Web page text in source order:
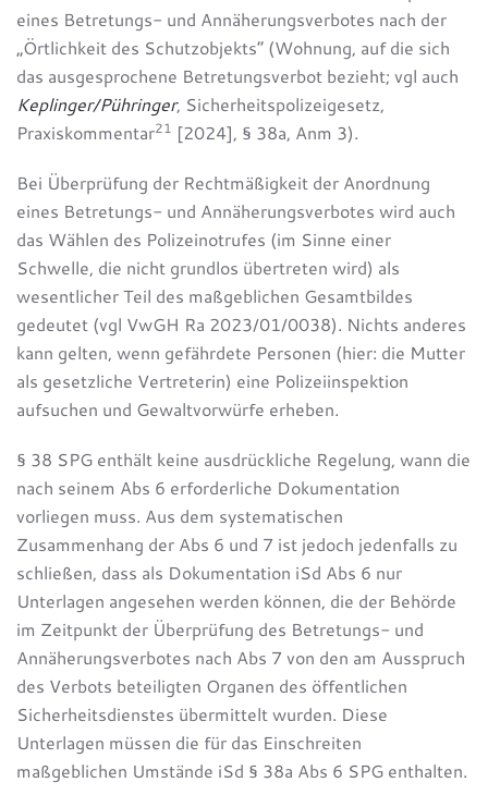
eines Betretungs- und Annäherungsverbotes nach der
„Örtlichkeit des Schutzobjekts“ (Wohnung, auf die sich
das ausgesprochene Betretungsverbot bezieht; vgl auch
Keplinger/Pühringer, Sicherheitspolizeigesetz,
Praxiskommentar21 [2024], § 38a, Anm 3).
Bei Überprüfung der Rechtmäßigkeit der Anordnung
eines Betretungs- und Annäherungsverbotes wird auch
das Wählen des Polizeinotrufes (im Sinne einer
Schwelle, die nicht grundlos übertreten wird) als
wesentlicher Teil des maßgeblichen Gesamtbildes
gedeutet (vgl VwGH Ra 2023/01/0038). Nichts anderes
kann gelten, wenn gefährdete Personen (hier: die Mutter
als gesetzliche Vertreterin) eine Polizeiinspektion
aufsuchen und Gewaltvorwürfe erheben.
§ 38 SPG enthält keine ausdrückliche Regelung, wann die
nach seinem Abs 6 erforderliche Dokumentation
vorliegen muss. Aus dem systematischen
Zusammenhang der Abs 6 und 7 ist jedoch jedenfalls zu
schließen, dass als Dokumentation iSd Abs 6 nur
Unterlagen angesehen werden können, die der Behörde
im Zeitpunkt der Überprüfung des Betretungs- und
Annäherungsverbotes nach Abs 7 von den am Ausspruch
des Verbots beteiligten Organen des öffentlichen
Sicherheitsdienstes übermittelt wurden. Diese
Unterlagen müssen die für das Einschreiten
maßgeblichen Umstände iSd § 38a Abs 6 SPG enthalten.